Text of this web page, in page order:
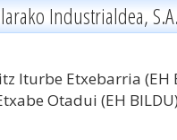
Industrialdea, S.A.
Iturbe Etxebarria (EH
Otadui (EH BILDU)